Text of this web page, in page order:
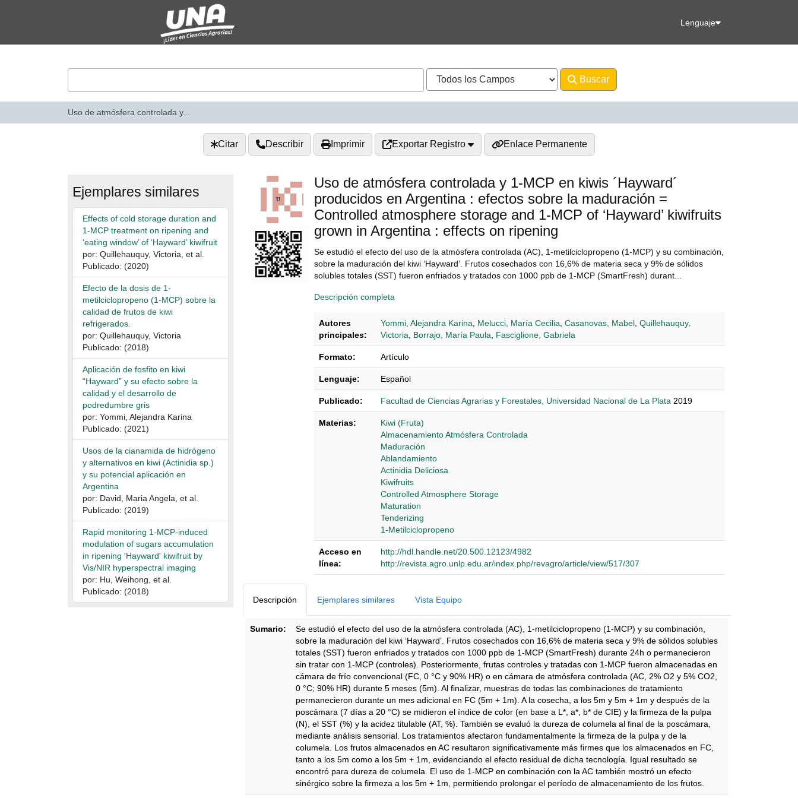
Lenguaje
Buscar
Uso de atmósfera controlada y...
Citar Describir Imprimir Exportar Registro Enlace Permanente
Uso de atmósfera controlada y 1-MCP en kiwis ´Hayward´
producidos en Argentina : efectos sobre la maduración =
Controlled atmosphere storage and 1-MCP of ‘Hayward’ kiwifruits
grown in Argentina : effects on ripening
Se estudió el efecto del uso de la atmósfera controlada (AC), 1-metilciclopropeno (1-MCP) y su combinación,
sobre la maduración del kiwi ‘Hayward’. Frutos cosechados con 16,6% de materia seca y 9% de sólidos
solubles totales (SST) fueron enfriados y tratados con 1000 ppb de 1-MCP (SmartFresh) durant...
Descripción completa
Autores
principales:
Yommi, Alejandra Karina, Melucci, María Cecilia, Casanovas, Mabel, Quillehauquy,
Victoria, Borrajo, María Paula, Fasciglione, Gabriela
Formato: Artículo
Lenguaje: Español
Publicado: Facultad de Ciencias Agrarias y Forestales, Universidad Nacional de La Plata 2019
Materias:
Kiwi (Fruta)
Almacenamiento Atmósfera Controlada
Maduración
Ablandamiento
Actinidia Deliciosa
Kiwifruits
Controlled Atmosphere Storage
Maturation
Tenderizing
1-Metilciclopropeno
Acceso en
línea:
http://hdl.handle.net/20.500.12123/4982
http://revista.agro.unlp.edu.ar/index.php/revagro/article/view/517/307
Descripción Ejemplares similares Vista Equipo
Sumario:
Se estudió el efecto del uso de la atmósfera controlada (AC), 1-metilciclopropeno (1-MCP) y su combinación,
sobre la maduración del kiwi ‘Hayward’. Frutos cosechados con 16,6% de materia seca y 9% de sólidos solubles
totales (SST) fueron enfriados y tratados con 1000 ppb de 1-MCP (SmartFresh) durante 24h o permanecieron
sin tratar con 1-MCP (controles). Posteriormente, frutas controles y tratadas con 1-MCP fueron almacenadas en
cámara de frío convencional (FC, 0 °C y 90% HR) o en cámara de atmósfera controlada (AC, 2% O2 y 5% CO2,
0 °C; 90% HR) durante 5 meses (5m). Al finalizar, muestras de todas las combinaciones de tratamiento
permanecieron durante un mes adicional en FC (5m + 1m). A la cosecha, a los 5m y 5m + 1m y después de la
poscámara (7 días a 20 °C) se midieron el índice de color (en base a L*, a*, b* de CIE) y la firmeza de la pulpa
(N), el SST (%) y la acidez titulable (AT, %). También se evaluó la dureza de columela al final de la poscámara,
mediante análisis sensorial. Los tratamientos afectaron fundamentalmente la firmeza de la pulpa y de la
columela. Los frutos almacenados en AC resultaron significativamente más firmes que los almacenados en FC,
tanto a los 5m como a los 5m + 1m, evidenciando el efecto residual de dicha tecnología. Igual resultado se
encontró para dureza de columela. El uso de 1-MCP en combinación con la AC también mostró un efecto
sinérgico sobre la firmeza a los 5m + 1m, permitiendo prolongar el período de almacenamiento de los frutos.
Ejemplares similares
Effects of cold storage duration and
1-MCP treatment on ripening and
‘eating window’ of ‘Hayward’ kiwifruit
por: Quillehauquy, Victoria, et al.
Publicado: (2020)
Efecto de la dosis de 1-
metilciclopropeno (1-MCP) sobre la
calidad de frutos de kiwi
refrigerados.
por: Quillehauquy, Victoria
Publicado: (2018)
Aplicación de fosfito en kiwi
“Hayward” y su efecto sobre la
calidad y el desarrollo de
podredumbre gris
por: Yommi, Alejandra Karina
Publicado: (2021)
Usos de la cianamida de hidrógeno
y alternativos en kiwi (Actinidia sp.)
y su potencial aplicación en
Argentina
por: David, Maria Angela, et al.
Publicado: (2019)
Rapid monitoring 1-MCP-induced
modulation of sugars accumulation
in ripening 'Hayward' kiwifruit by
Vis/NIR hyperspectral imaging
por: Hu, Weihong, et al.
Publicado: (2018)